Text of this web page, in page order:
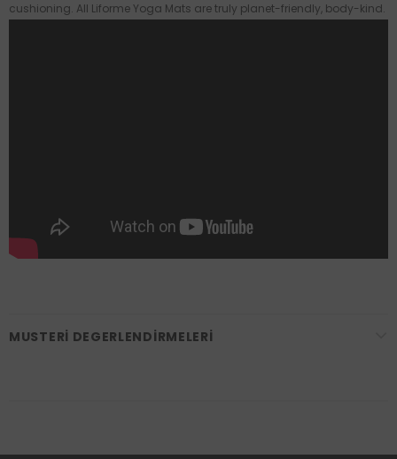
cushioning. All Liforme Yoga Mats are truly planet-friendly, body-kind.
MUSTERI DEGERLENDIRMELERI